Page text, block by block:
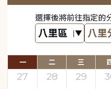
選擇後將前往指定的
一 二 三
27 28 29